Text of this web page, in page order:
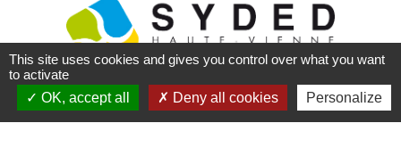
This site uses cookies and gives you control over what you want
to activate
OK, accept all
Deny all cookies Personalize